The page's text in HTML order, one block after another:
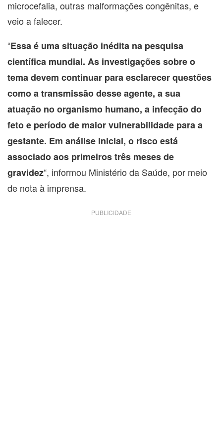
microcefalia, outras malformações congênitas, e
veio a falecer.
“Essa é uma situação inédita na pesquisa
científica mundial. As investigações sobre o
tema devem continuar para esclarecer questões
como a transmissão desse agente, a sua
atuação no organismo humano, a infecção do
feto e período de maior vulnerabilidade para a
gestante. Em análise inicial, o risco está
associado aos primeiros três meses de
gravidez“, informou Ministério da Saúde, por meio
de nota à imprensa.
PUBLICIDADE